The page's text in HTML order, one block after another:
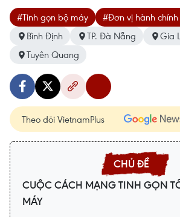
#Tinh gọn bộ máy
#Đơn vị hành
Bình Định
TP. Đà Nẵng
Gia
Tuyên Quang
Theo dõi VietnamPlus
CUỘC CÁCH MẠNG TINH GỌN
MÁY